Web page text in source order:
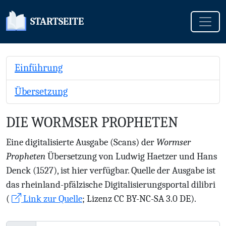
STARTSEITE
Einführung
Übersetzung
DIE WORMSER PROPHETEN
Eine digitalisierte Ausgabe (Scans) der Wormser
ProphetenÜbersetzung von Ludwig Haetzer und Hans
Denck (1527), ist hier verfügbar. Quelle der Ausgabe ist
das rheinland-pfälzische Digitalisierungsportal dilibri
(
Link zur Quelle; Lizenz CC BY-NC-SA 3.0 DE).